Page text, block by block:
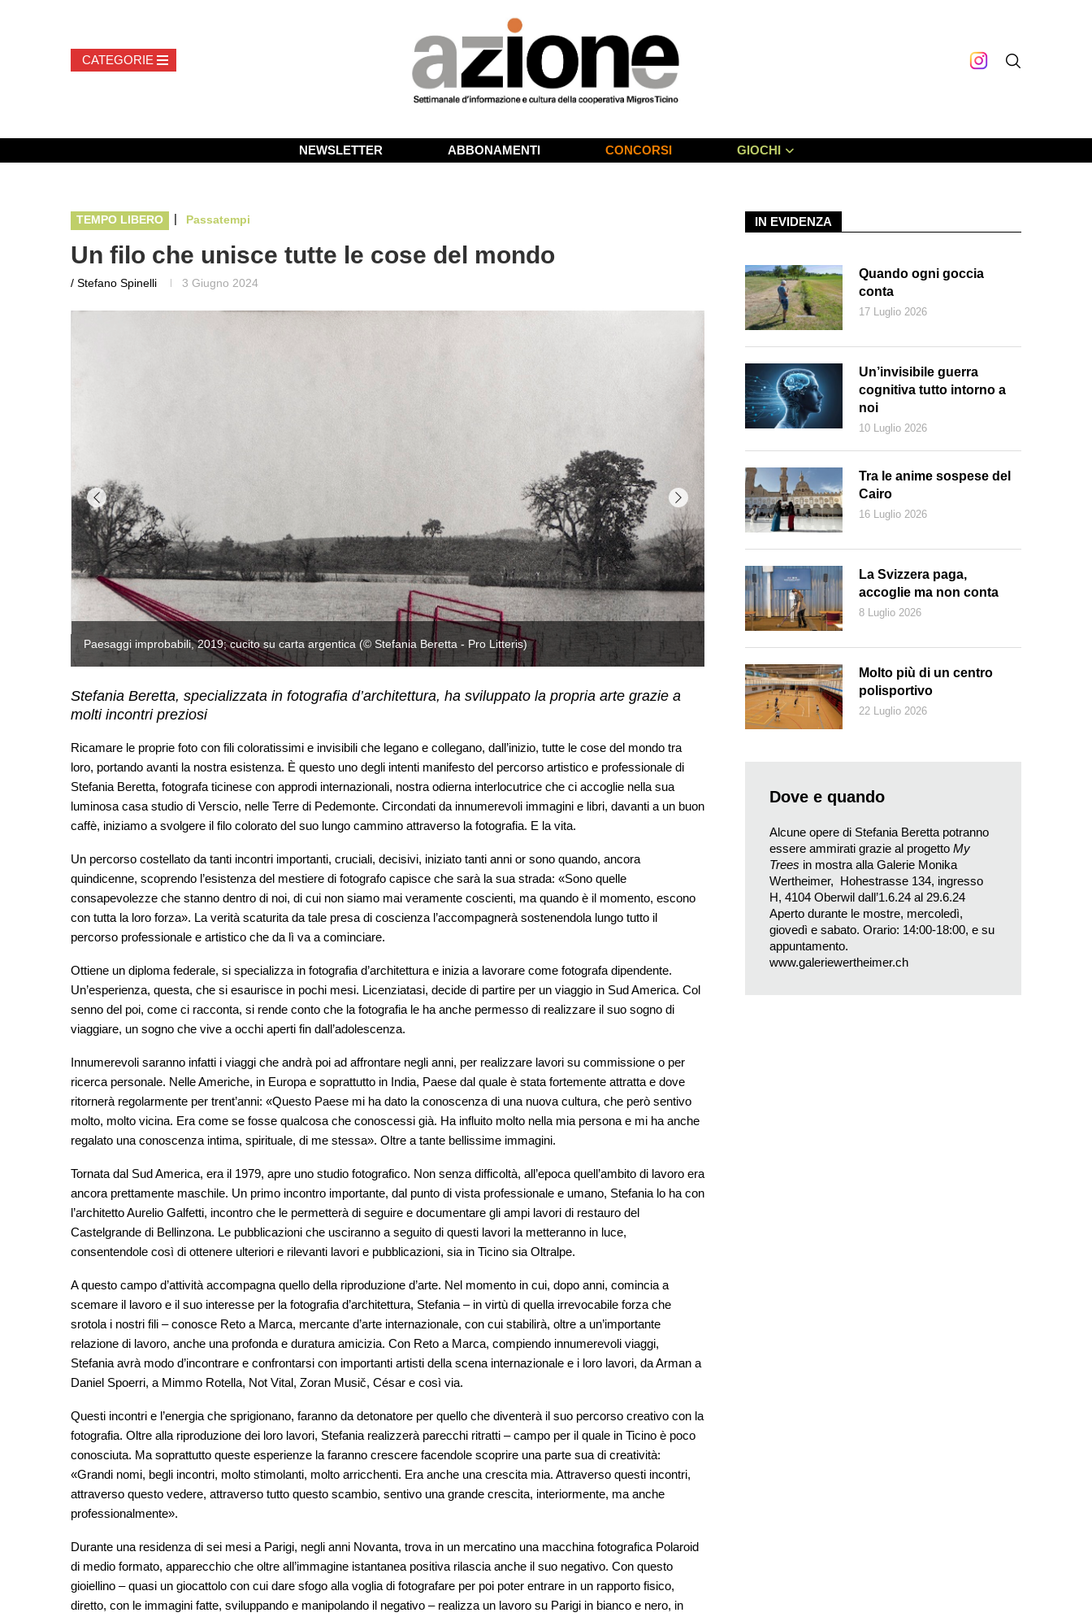
NEWSLETTER ABBONAMENTI CONCORSI GIOCHI
TEMPO LIBERO | Passatempi
Un filo che unisce tutte le cose del mondo
/ Stefano Spinelli 3 Giugno 2024
Paesaggi improbabili, 2019; cucito su carta argentica (© Stefania
Stefania Beretta, specializzata in fotografia d’architettura, ha sviluppato la propria arte grazie a
molti incontri preziosi
Ricamare le proprie foto con fili coloratissimi e invisibili che legano e collegano, dall’inizio, tutte le cose del mondo tra
loro, portando avanti la nostra esistenza. È questo uno degli intenti manifesto del percorso artistico e professionale di
Stefania Beretta, fotografa ticinese con approdi internazionali, nostra odierna interlocutrice che ci accoglie nella sua
luminosa casa studio di Verscio, nelle Terre di Pedemonte. Circondati da innumerevoli immagini e libri, davanti a un buon
caffè, iniziamo a svolgere il filo colorato del suo lungo cammino attraverso la fotografia. E la vita.
Un percorso costellato da tanti incontri importanti, cruciali, decisivi, iniziato tanti anni or sono quando, ancora
quindicenne, scoprendo l’esistenza del mestiere di fotografo capisce che sarà la sua strada: «Sono quelle
consapevolezze che stanno dentro di noi, di cui non siamo mai veramente coscienti, ma quando è il momento, escono
con tutta la loro forza». La verità scaturita da tale presa di coscienza l’accompagnerà sostenendola lungo tutto il
percorso professionale e artistico che da lì va a cominciare.
Ottiene un diploma federale, si specializza in fotografia d’architettura e inizia a lavorare come fotografa dipendente.
Un’esperienza, questa, che si esaurisce in pochi mesi. Licenziatasi, decide di partire per un viaggio in Sud America. Col
senno del poi, come ci racconta, si rende conto che la fotografia le ha anche permesso di realizzare il suo sogno di
viaggiare, un sogno che vive a occhi aperti fin dall’adolescenza.
Innumerevoli saranno infatti i viaggi che andrà poi ad affrontare negli anni, per realizzare lavori su commissione o per
ricerca personale. Nelle Americhe, in Europa e soprattutto in India, Paese dal quale è stata fortemente attratta e dove
ritornerà regolarmente per trent’anni: «Questo Paese mi ha dato la conoscenza di una nuova cultura, che però sentivo
molto, molto vicina. Era come se fosse qualcosa che conoscessi già. Ha influito molto nella mia persona e mi ha anche
regalato una conoscenza intima, spirituale, di me stessa». Oltre a tante bellissime immagini.
Tornata dal Sud America, era il 1979, apre uno studio fotografico. Non senza difficoltà, all’epoca quell’ambito di lavoro era
ancora prettamente maschile. Un primo incontro importante, dal punto di vista professionale e umano, Stefania lo ha con
l’architetto Aurelio Galfetti, incontro che le permetterà di seguire e documentare gli ampi lavori di restauro del
Castelgrande di Bellinzona. Le pubblicazioni che usciranno a seguito di questi lavori la metteranno in luce,
consentendole così di ottenere ulteriori e rilevanti lavori e pubblicazioni, sia in Ticino sia Oltralpe.
A questo campo d’attività accompagna quello della riproduzione d’arte. Nel momento in cui, dopo anni, comincia a
scemare il lavoro e il suo interesse per la fotografia d’architettura, Stefania – in virtù di quella irrevocabile forza che
srotola i nostri fili – conosce Reto a Marca, mercante d’arte internazionale, con cui stabilirà, oltre a un’importante
relazione di lavoro, anche una profonda e duratura amicizia. Con Reto a Marca, compiendo innumerevoli viaggi,
Stefania avrà modo d’incontrare e confrontarsi con importanti artisti della scena internazionale e i loro lavori, da Arman a
Daniel Spoerri, a Mimmo Rotella, Not Vital, Zoran Musič, César e così via.
Questi incontri e l’energia che sprigionano, faranno da detonatore per quello che diventerà il suo percorso creativo con la
fotografia. Oltre alla riproduzione dei loro lavori, Stefania realizzerà parecchi ritratti – campo per il quale in Ticino è poco
conosciuta. Ma soprattutto queste esperienze la faranno crescere facendole scoprire una parte sua di creatività:
«Grandi nomi, begli incontri, molto stimolanti, molto arricchenti. Era anche una crescita mia. Attraverso questi incontri,
attraverso questo vedere, attraverso tutto questo scambio, sentivo una grande crescita, interiormente, ma anche
professionalmente».
Durante una residenza di sei mesi a Parigi, negli anni Novanta, trova in un mercatino una macchina fotografica Polaroid
di medio formato, apparecchio che oltre all’immagine istantanea positiva rilascia anche il suo negativo. Con questo
gioiellino – quasi un giocattolo con cui dare sfogo alla voglia di fotografare per poi poter entrare in un rapporto fisico,
diretto, con le immagini fatte, sviluppando e manipolando il negativo – realizza un lavoro su Parigi in bianco e nero, in
IN EVIDENZA
Quando ogni goccia
conta
17 Luglio 2026
Un’invisibile guerra
cognitiva tutto intorno a
noi
10 Luglio 2026
Tra le anime sospese del
Cairo
16 Luglio 2026
La Svizzera paga,
accoglie ma non conta
8 Luglio 2026
Molto più di un centro
polisportivo
22 Luglio 2026
Dove e quando
Alcune opere di Stefania Beretta potranno
essere ammirati grazie al progetto My
Trees in mostra alla Galerie Monika
Wertheimer, Hohestrasse 134, ingresso
H, 4104 Oberwil dall’1.6.24 al 29.6.24
Aperto durante le mostre, mercoledì,
giovedì e sabato. Orario: 14:00-18:00, e su
appuntamento.
www.galeriewertheimer.ch